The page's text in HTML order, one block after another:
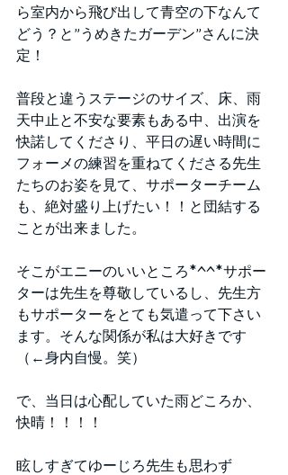
ら室内から飛び出して青空の下なんて
どう？と”うめきたガーデン”さんに決
定！
普段と違うステージのサイズ、床、雨
天中止と不安な要素もある中、出演を
快諾してくださり、平日の遅い時間に
フォーメの練習を重ねてくださる先生
たちのお姿を見て、サポーターチーム
も、絶対盛り上げたい！！と団結する
ことが出来ました。
そこがエニーのいいところ*^^*サポー
ターは先生を尊敬しているし、先生方
もサポーターをとても気遣って下さい
ます。そんな関係が私は大好きです
（←身内自慢。笑）
で、当日は心配していた雨どころか、
快晴！！！！
眩しすぎてゆーじろ先生も思わず